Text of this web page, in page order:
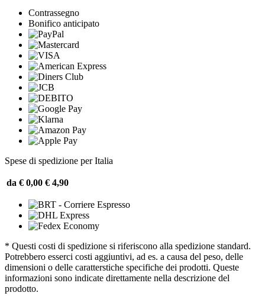
Contrassegno
Bonifico anticipato
Spese di spedizione per Italia
da € 0,00 € 4,90
* Questi costi di spedizione si riferiscono alla spedizione standard.
Potrebbero esserci costi aggiuntivi, ad es. a causa del peso, delle
dimensioni o delle caratterstiche specifiche dei prodotti. Queste
informazioni sono indicate direttamente nella descrizione del
prodotto.